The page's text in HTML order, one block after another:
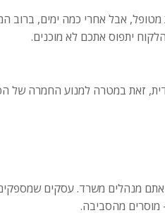
אבל אחרי כמה ימים, ברוב
יתפוס אתכם לא מוכנים.
זאת במטרה למנוע החמרה של
מנהלים משרד. עסקים שמספקים
מוסרים מהסביבה.